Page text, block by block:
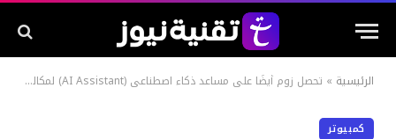
الرئيسية » تحصل زوم أيضًا على مساعد ذكاء اصطناعي (AI Assistant) لمكالمات الفيديو.
كمبيوتر